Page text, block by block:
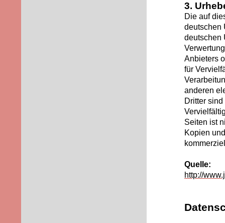
3.
Die auf
deutschen
deutschen
Anbieters
für
anderen
Dritter
Seiten ist
Kopien
Quelle:
http://